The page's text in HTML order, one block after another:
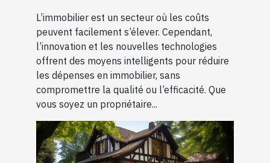
L’immobilier est un secteur où les coûts
peuvent facilement s’élever. Cependant,
l’innovation et les nouvelles technologies
offrent des moyens intelligents pour réduire
les dépenses en immobilier, sans
compromettre la qualité ou l’efficacité. Que
vous soyez un propriétaire...